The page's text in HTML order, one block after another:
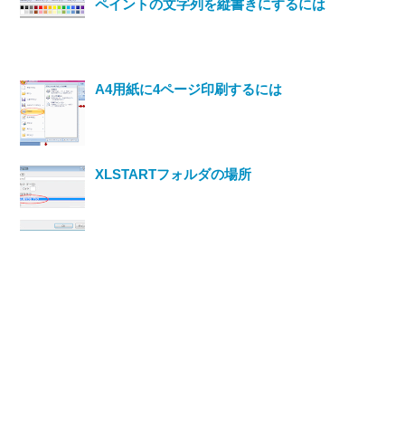
ペイントの文字列を縦書きにするには
A4用紙に4ページ印刷するには
XLSTARTフォルダの場所